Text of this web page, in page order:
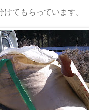
けてもらっています。